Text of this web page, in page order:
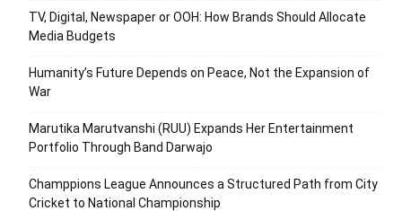
TV, Digital, Newspaper or OOH: How Brands Should Allocate
Media Budgets
Humanity’s Future Depends on Peace, Not the Expansion of
War
Marutika Marutvanshi (RUU) Expands Her Entertainment
Portfolio Through Band Darwajo
Champpions League Announces a Structured Path from City
Cricket to National Championship